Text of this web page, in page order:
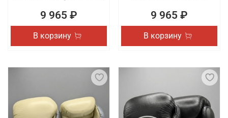
9 965 ₽
В корзину
9 965 ₽
В корзину